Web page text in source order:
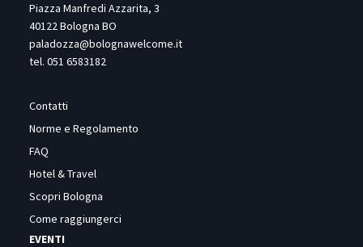
Piazza Manfredi Azzarita, 3
40122 Bologna BO
paladozza@bolognawelcome.it
tel. 051 6583182
Contatti
Norme e Regolamento
FAQ
Hotel & Travel
Scopri Bologna
Come raggiungerci
EVENTI